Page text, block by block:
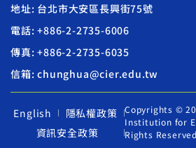
地址: 台北市大安區長興街75號
電話: +886-2-2735-6006
傳真: +886-2-2735-6035
信箱: chunghua@cier.edu.tw
English
隱私權政策
資訊安全政策
Copyrights ©
Institution for
Rights